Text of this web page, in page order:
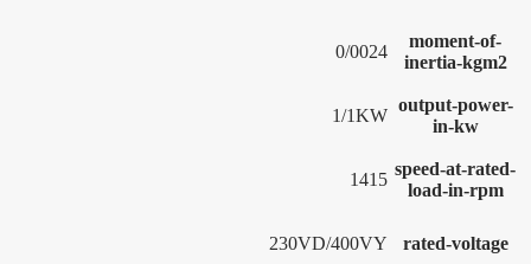
moment-of-
inertia-kgm2
0/0024
output-power-
in-kw
1/1KW
speed-at-rated-
load-in-rpm
1415
rated-voltage
230VD/400VY